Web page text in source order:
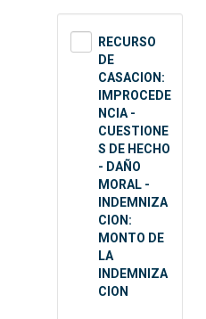
RECURSO
DE
CASACION:
IMPROCEDE
NCIA -
CUESTIONE
S DE HECHO
- DAÑO
MORAL -
INDEMNIZA
CION:
MONTO DE
LA
INDEMNIZA
CION